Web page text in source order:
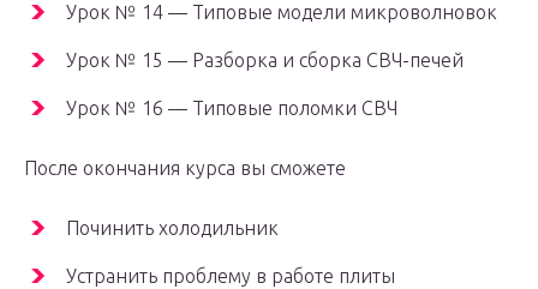
Урок № 14 — Типовые модели микроволновок
Урок № 15 — Разборка и сборка СВЧ-печей
Урок № 16 — Типовые поломки СВЧ
После окончания курса вы сможете
Починить холодильник
Устранить проблему в работе плиты